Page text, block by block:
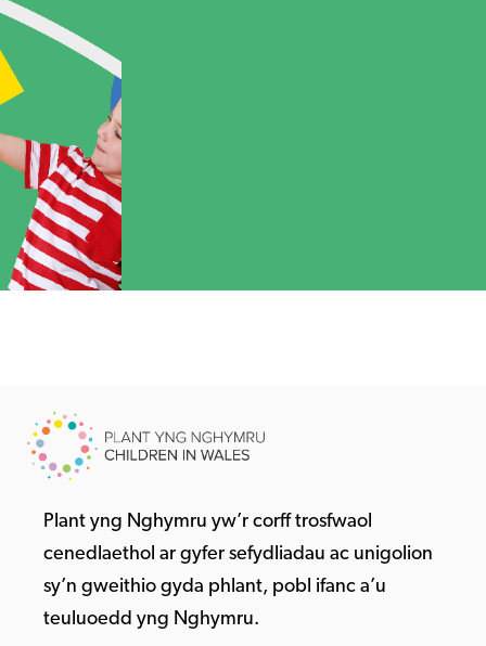
Plant yng Nghymru yw’r corff trosfwaol
cenedlaethol ar gyfer sefydliadau ac unigolion
sy’n gweithio gyda phlant, pobl ifanc a’u
teuluoedd yng Nghymru.